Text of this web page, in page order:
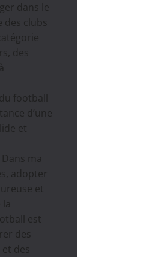
dans le
des clubs
des
football
d’une
et
ma
adopter
et
est
des
des